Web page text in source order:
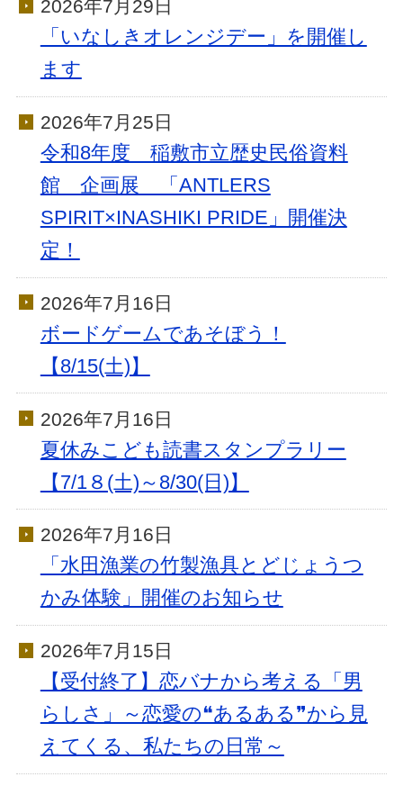
2026年7月29日
「いなしきオレンジデー」を開催し
ます
2026年7月25日
令和8年度 稲敷市立歴史民俗資料
館 企画展 「ANTLERS
SPIRIT×INASHIKI PRIDE」開催決
定！
2026年7月16日
ボードゲームであそぼう！
【8/15(土)】
2026年7月16日
夏休みこども読書スタンプラリー
【7/1８(土)～8/30(日)】
2026年7月16日
「水田漁業の竹製漁具とどじょうつ
かみ体験」開催のお知らせ
2026年7月15日
【受付終了】恋バナから考える「男
らしさ」～恋愛の❝あるある❞から見
えてくる、私たちの日常～